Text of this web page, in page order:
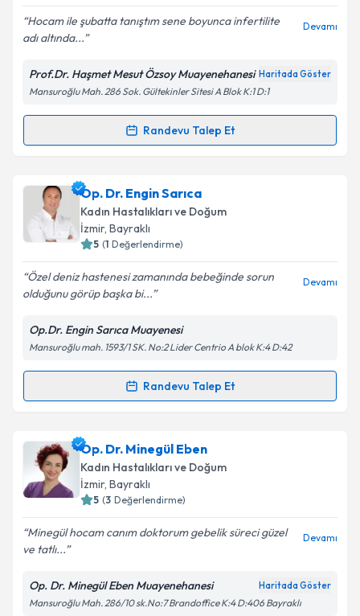
Kişisel verilerimin işlenmesine ilişkin Aydınlatma
Metni'ni okudum ve kişisel verilerimin belirtilen
kapsamda işlenmesini kabul ediyorum.
Hocam ile şubatta tanıştım sene boyunca infertilite
adı altında...
Devamı
Prof.Dr. Haşmet Mesut Özsoy Muayenehanesi Haritada Göster
Mansuroğlu Mah. 286 Sok. Gültekinler Sitesi A Blok K:1 D:1
Randevu Talep Et
Randevu Takvimi Talebi
Prof. Dr. Haşmet Mesut Özsoy
talebi oluşturun. Size bu uzmandan randevu almanız
için bir takvim hazırlandığında e-posta ile
bilgilendireceğiz.
E-posta Adresiniz
Kişisel verilerimin işlenmesine ilişkinAydınlatma
Metni'ni okudum ve kişisel verilerimin belirtilen
kapsamda işlenmesini kabul ediyorum.
Op. Dr. Engin Sarıca
Kadın Hastalıkları ve Doğum
İzmir, Bayraklı
5 (1 Değerlendirme)
Özel deniz hastenesi zamanında bebeğinde sorun
olduğunu görüp başka bi...
Devamı
Op.Dr. Engin Sarıca Muayenesi
Mansuroğlu mah. 1593/1 SK. No:2 Lider Centrio A blok K:4 D:42
Randevu Talep Et
Randevu Takvimi Talebi
Op. Dr. Engin Sarıcaiçin randevu takvimi talebi
oluşturun. Size bu uzmandan randevu almanız için bir
takvim hazırlandığında e-posta ile bilgilendireceğiz.
Kişisel verilerimin işlenmesine ilişkin
Aydınlatma
Metni'ni okudum ve kişisel verilerimin belirtilen
Op. Dr. Minegül Eben
Kadın Hastalıkları ve Doğum
İzmir, Bayraklı
5 (3 Değerlendirme)
Minegül hocam canım doktorum gebelik süreci güzel
ve tatlı...
Devamı
Op. Dr. Minegül Eben Muayenehanesi Haritada Göster
Mansuroğlu Mah. 286/10 sk.No:7 Brandoffice K:4 D:406 Bayraklı